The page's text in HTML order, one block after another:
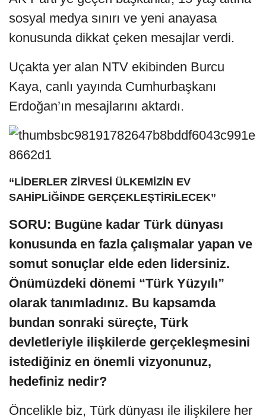
sosyal medya sınırı ve yeni anayasa
konusunda dikkat çeken mesajlar verdi.
Uçakta yer alan NTV ekibinden Burcu
Kaya, canlı yayında Cumhurbaşkanı
Erdoğan’ın mesajlarını aktardı.
“LİDERLER ZİRVESİ ÜLKEMİZİN EV
SAHİPLİĞİNDE GERÇEKLEŞTİRİLECEK”
SORU: Bugüne kadar Türk dünyası
konusunda en fazla çalışmalar yapan ve
somut sonuçlar elde eden lidersiniz.
Önümüzdeki dönemi “Türk Yüzyılı”
olarak tanımladınız. Bu kapsamda
bundan sonraki süreçte, Türk
devletleriyle ilişkilerde gerçekleşmesini
istediğiniz en önemli vizyonunuz,
hedefiniz nedir?
Öncelikle biz, Türk dünyası ile ilişkilere her